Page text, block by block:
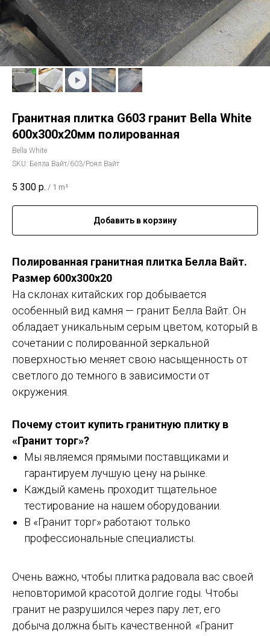
Гранитная плитка G603 гранит Bella White
600х300х20мм полированная
Bella White
SKU: Белла Вайт/603/Роял Вайт
5 300 р. / 1 m²
Добавить в корзину
Полированная гранитная плитка Белла Вайт.
Размер 600х300х20
На склонах китайских гор добывается
особенный вид камня — гранит Белла Вайт. Он
обладает уникальным серым цветом, который в
сочетании с полированной зеркальной
поверхностью меняет свою насыщенность от
светлого до темного в зависимости от
окружения.
Почему стоит купить гранитную плитку в
«Гранит торг»?
Мы являемся прямыми поставщиками и
гарантируем лучшую цену на рынке.
Каждый камень проходит тщательное
тестирование на нашем оборудовании.
В «Гранит торг» работают только
профессиональные специалисты.
Очень важно, чтобы плитка радовала вас своей
неповторимой красотой долгие годы. Чтобы
гранит не разрушился через пару лет, его
добыча должна быть качественной. «Гранит